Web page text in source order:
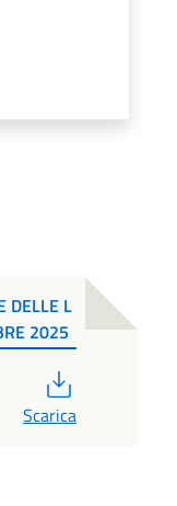
DELLE L
2025
Scarica